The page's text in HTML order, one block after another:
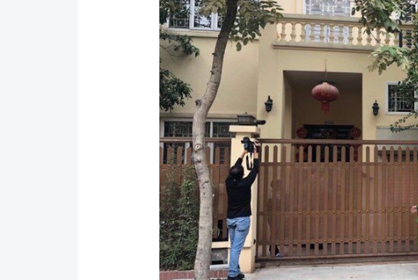
An ninh hình sự ATGT địa phương
Văn hóa giao thông
Lái xe an toàn
Chung tay vì ATGT
Gương sáng giao thông
xem thêm
Chất lượng sống Văn hóa - Giải Trí
Văn hóa